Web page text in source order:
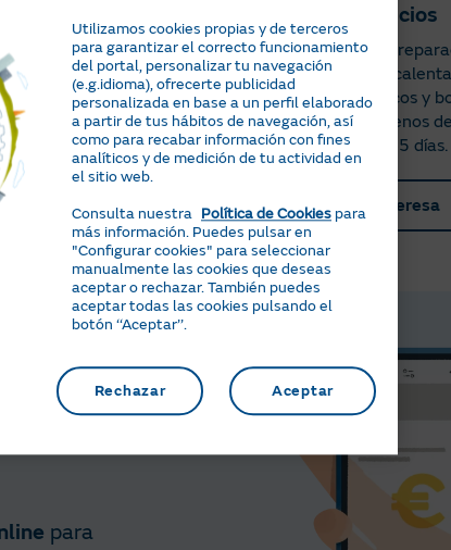
regulada de luz para
conectados a baja
y con una potencia
igual o inferior a 10
kW.
Me interesa
Servicios
Mantenimiento y
tu caldera,
electrodomésticos y
frío/calor en menos
24h/365 días.
Me interesa
para
Utilizamos cookies propias y de terceros
para garantizar el correcto funcionamiento
del portal, personalizar tu navegación
(e.g.idioma), ofrecerte publicidad
personalizada en base a un perfil elaborado
a partir de tus hábitos de navegación, así
como para recabar información con fines
analíticos y de medición de tu actividad en
el sitio web.
Consulta nuestra Política de Cookies para
más información. Puedes pulsar en
"Configurar cookies" para seleccionar
manualmente las cookies que deseas
aceptar o rechazar. También puedes
aceptar todas las cookies pulsando el
botón ‘‘Aceptar’’.
Rechazar Aceptar